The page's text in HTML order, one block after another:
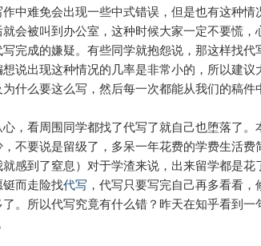
中难免会出现一些中式错误，但是也有这种情
会被叫到办公室，这种时候大家一定不要慌，
完成的嫌疑。有些同学就抱怨说，那这样找代
说出现这种情况的几率是非常小的，所以建议
什么要这么写，然后每一次都能从我们的稿件
，看周围同学都找了代写了就自己也堕落了。
不要说是留级了，多呆一年花费的学费生活费
感到了窒息）对于学渣来说，出来留学都是花
而走险找代写 ，代写只要写完自己再多看看
。所以代写究竟有什么错？昨天在知乎看到一